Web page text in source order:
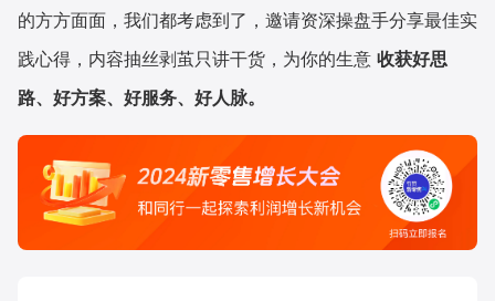
的方方面面，我们都考虑到了，邀请资深操盘手分享最佳实
践心得，内容抽丝剥茧只讲干货，为你的生意 收获好思
路、好方案、好服务、好人脉。